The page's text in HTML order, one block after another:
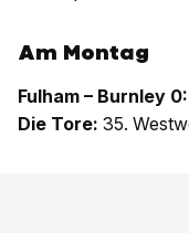
Am Montag
Fulham – Burnley
Die Tore: 35.